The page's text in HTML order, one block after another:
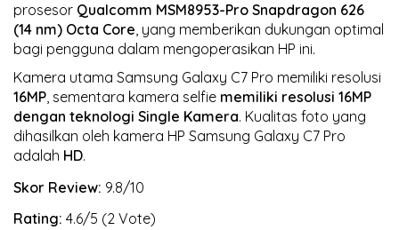
prosesor Qualcomm MSM8953-Pro Snapdragon 626
(14 nm) Octa Core, yang memberikan dukungan optimal
bagi pengguna dalam mengoperasikan HP ini.
Kamera utama Samsung Galaxy C7 Pro memiliki resolusi
16MP, sementara kamera selfie memiliki resolusi 16MP
dengan teknologi Single Kamera. Kualitas foto yang
dihasilkan oleh kamera HP Samsung Galaxy C7 Pro
adalah HD.
Skor Review: 9.8/10
Rating: 4.6/5 (2 Vote)